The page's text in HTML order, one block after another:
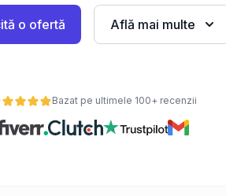
o ofertă Află mai multe
Bazat pe ultimele 100+ recenzii